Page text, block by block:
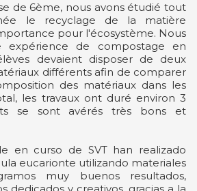
de 6ème, nous avons étudié tout
le recyclage de la matière
pour l'écosystème. Nous
expérience de compostage en
devaient disposer de deux
différents afin de comparer
des matériaux dans les
les travaux ont duré environ 3
se sont avérés très bons et
en curso de SVT han realizado
eucarionte utilizando materiales
muy buenos resultados,